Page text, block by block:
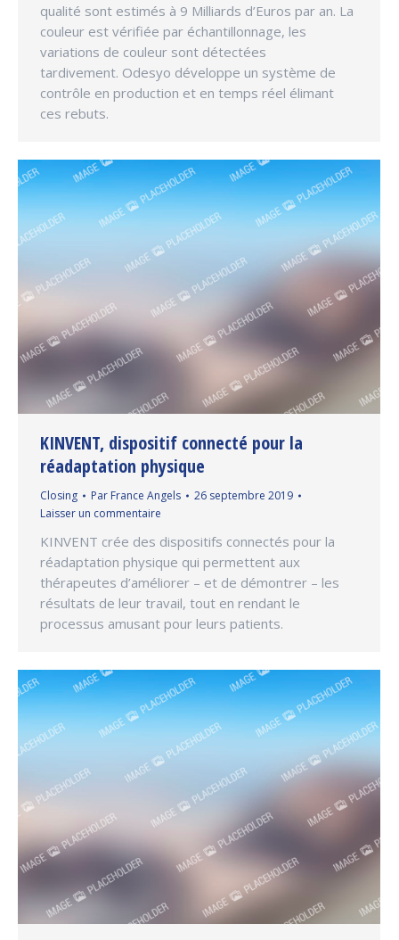
qualité sont estimés à 9 Milliards d’Euros par an. La
couleur est vérifiée par échantillonnage, les
variations de couleur sont détectées
tardivement. Odesyo développe un système de
contrôle en production et en temps réel élimant
ces rebuts.
KINVENT, dispositif connecté pour la
réadaptation physique
Closing Par France Angels
26 septembre 2019
Laisser un commentaire
KINVENT crée des dispositifs connectés pour la
réadaptation physique qui permettent aux
thérapeutes d’améliorer – et de démontrer – les
résultats de leur travail, tout en rendant le
processus amusant pour leurs patients.